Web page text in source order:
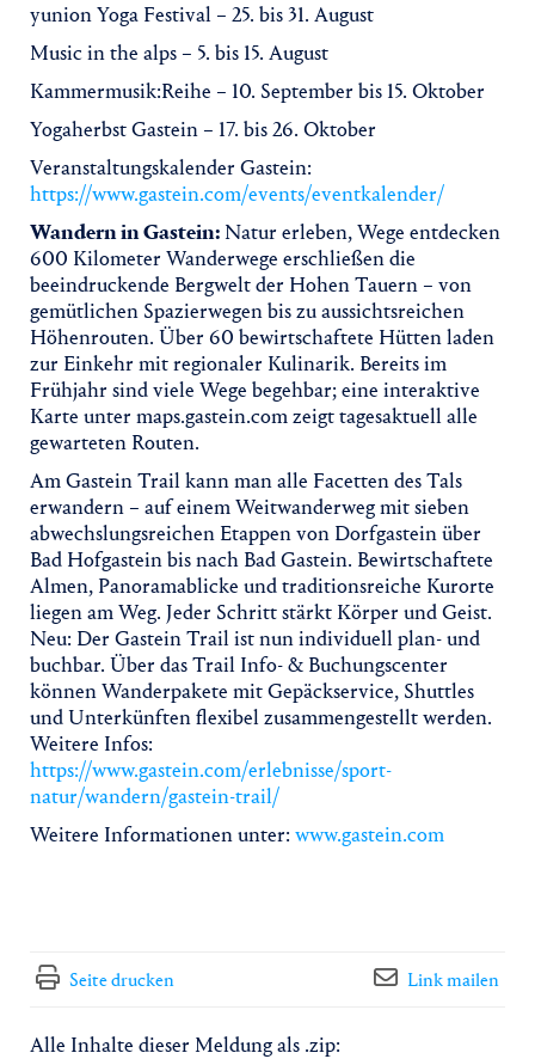
yunion Yoga Festival – 25. bis 31. August
Music in the alps – 5. bis 15. August
Kammermusik:Reihe – 10. September bis 15. Oktober
Yogaherbst Gastein – 17. bis 26. Oktober
Veranstaltungskalender Gastein:
https://www.gastein.com/events/eventkalender/
Wandern in Gastein: Natur erleben, Wege entdecken
600 Kilometer Wanderwege erschließen die
beeindruckende Bergwelt der Hohen Tauern – von
gemütlichen Spazierwegen bis zu aussichtsreichen
Höhenrouten. Über 60 bewirtschaftete Hütten laden
zur Einkehr mit regionaler Kulinarik. Bereits im
Frühjahr sind viele Wege begehbar; eine interaktive
Karte unter maps.gastein.com zeigt tagesaktuell alle
gewarteten Routen.
Am Gastein Trail kann man alle Facetten des Tals
erwandern – auf einem Weitwanderweg mit sieben
abwechslungsreichen Etappen von Dorfgastein über
Bad Hofgastein bis nach Bad Gastein. Bewirtschaftete
Almen, Panoramablicke und traditionsreiche Kurorte
liegen am Weg. Jeder Schritt stärkt Körper und Geist.
Neu: Der Gastein Trail ist nun individuell plan- und
buchbar. Über das Trail Info- & Buchungscenter
können Wanderpakete mit Gepäckservice, Shuttles
und Unterkünften flexibel zusammengestellt werden.
Weitere Infos:
https://www.gastein.com/erlebnisse/sport-
natur/wandern/gastein-trail/
Weitere Informationen unter: www.gastein.com
Seite drucken Link mailen
Alle Inhalte dieser Meldung als .zip: